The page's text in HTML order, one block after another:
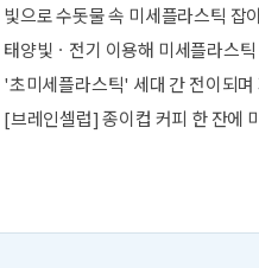
빛으로 수돗물 속 미세플라스틱 잡
태양빛ㆍ전기 이용해 미세플라스
'초미세플라스틱' 세대 간 전이되
[브레인셀럽] 종이컵 커피 한 잔에